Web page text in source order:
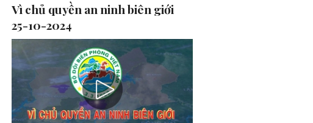
Vì chủ quyền an ninh biên giới
25-10-2024